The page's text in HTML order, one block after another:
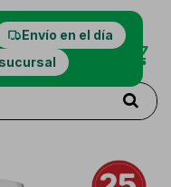
Envío en el día